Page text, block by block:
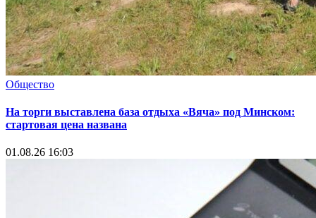
Общество
На торги выставлена база отдыха «Вяча» под Минском:
стартовая цена названа
01.08.26 16:03